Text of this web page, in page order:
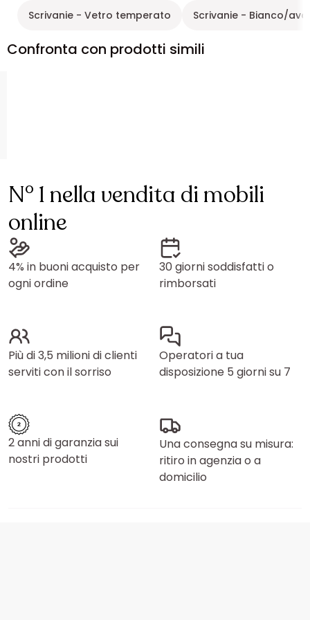
Scrivanie - Vetro temperato Scrivanie - Bianco/
Confronta con prodotti simili
N° 1 nella vendita di mobili
online
4% in buoni acquisto per
ogni ordine
30 giorni soddisfatti o
rimborsati
Più di 3,5 milioni di clienti
serviti con il sorriso
Operatori a tua
disposizione 5 giorni su 7
2 anni di garanzia sui
nostri prodotti
Una consegna su misura:
ritiro in agenzia o a
domicilio